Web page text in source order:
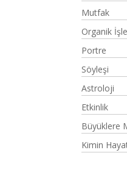
Mutfak
Organik
Portre
Söyleşi
Astroloji
Etkinlik
Büyüklere
Kimin